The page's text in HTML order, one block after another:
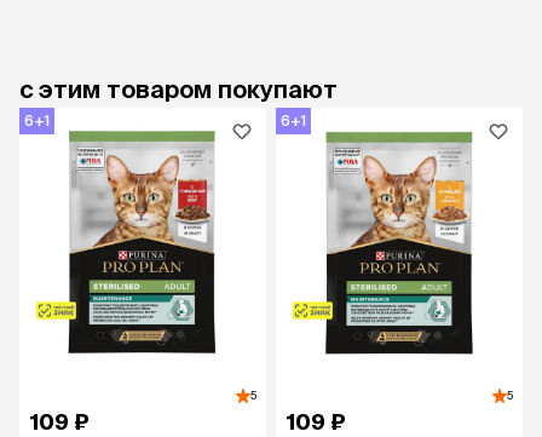
с этим товаром покупают
6+1
5
109 ₽
6+1
5
109 ₽